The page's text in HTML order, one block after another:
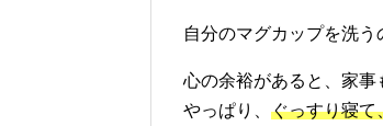
自分のマグカップを洗う
心の余裕があると、家事
やっぱり、 ぐっすり寝て